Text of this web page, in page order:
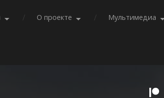
О проекте Мультимедиа